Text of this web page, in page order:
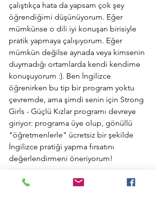
çalıştıkça hata da yapsam çok şey
öğrendiğimi düşünüyorum. Eğer
mümkünse o dili iyi konuşan birisiyle
pratik yapmaya çalışıyorum. Eğer
mümkün değilse aynada veya kimsenin
duymadığı ortamlarda kendi kendime
konuşuyorum :). Ben İngilizce
öğrenirken bu tip bir program yoktu
çevremde, ama şimdi senin için Strong
Girls - Güçlü Kızlar programı devreye
giriyor: programa üye olup, gönüllü
"öğretmenlerle" ücretsiz bir şekilde
İngilizce pratiği yapma fırsatını
değerlendirmeni öneriyorum!
Programla ilgili daha fazla bilgi için